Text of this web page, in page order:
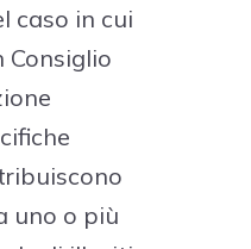
caso in cui
Consiglio
uno o più